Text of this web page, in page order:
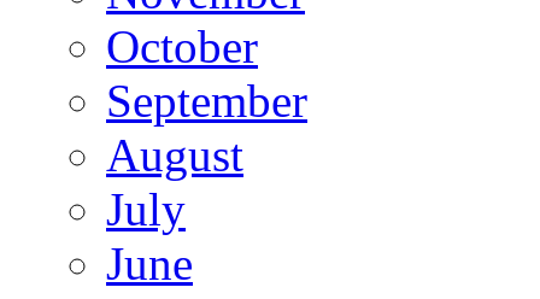
October
September
August
July
June